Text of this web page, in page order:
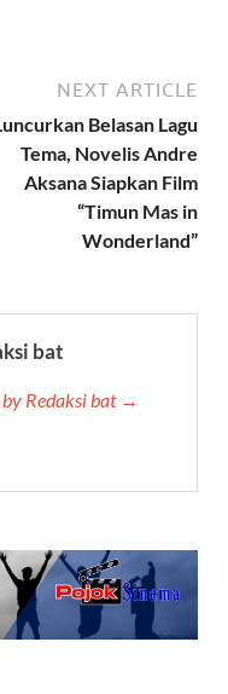
NEXT ARTICLE
Belasan Lagu
Tema, Novelis Andre
Aksana Siapkan Film
“Timun Mas in
Wonderland”
bat
Redaksi bat →